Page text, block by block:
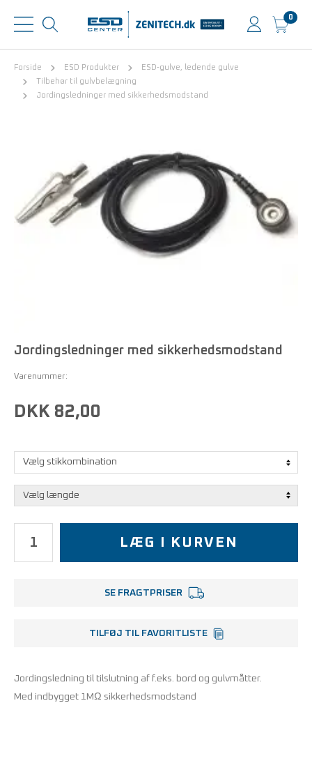
0
Forside ESD Produkter
ESD-gulve, ledende gulve
Tilbehør til gulvbelægning
Jordingsledninger med sikkerhedsmodstand
Jordingsledninger med sikkerhedsmodstand
Varenummer:
DKK 82,00
LÆG I KURVEN
SE FRAGTPRISER
TILFØJ TIL FAVORITLISTE
Jordingsledning til tilslutning af f.eks. bord og gulvmåtter.
Med indbygget 1MΩ sikkerhedsmodstand